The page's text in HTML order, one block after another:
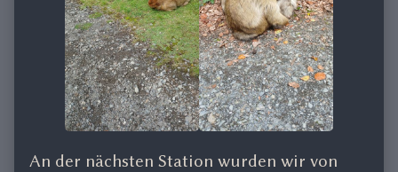
An der nächsten Station wurden wir von